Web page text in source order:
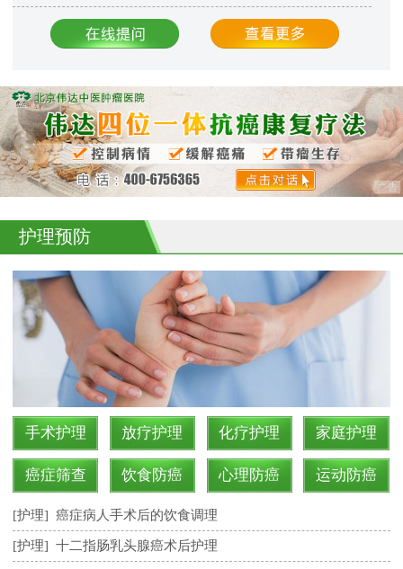
护理预防
手术护理 放疗护理 化疗护理 家庭护理
癌症筛查 饮食防癌 心理防癌 运动防癌
[护理] 癌症病人手术后的饮食调理
[护理] 十二指肠乳头腺癌术后护理